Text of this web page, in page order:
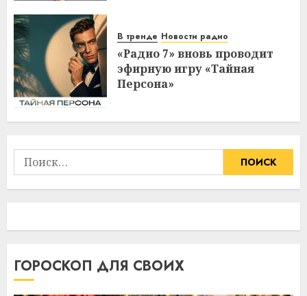
В тренде Новости радио
«Радио 7» вновь проводит
эфирную игру «Тайная
Персона»
Найти:
ГОРОСКОП ДЛЯ СВОИХ